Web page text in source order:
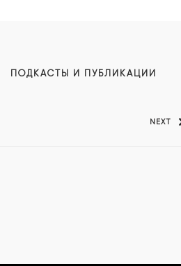
ПОДКАСТЫ И ПУБЛИКАЦИИ
NEXT